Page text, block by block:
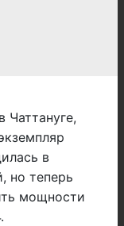
Чаттануге,
в
но теперь
мощности